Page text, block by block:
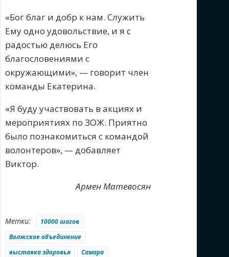
«Бог благ и добр к нам. Служить
Ему одно удовольствие, и я с
радостью делюсь Его
благословениями с
окружающими», — говорит член
команды Екатерина.
«Я буду участвовать в акциях и
мероприятиях по ЗОЖ. Приятно
было познакомиться с командой
волонтеров», — добавляет
Виктор.
Армен Матевосян
Метки:
10000 шагов
Волжское объединение
выставка здоровья
Самара